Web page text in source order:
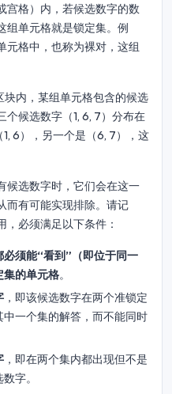
宫格）内，若候选数字的数
组单元格就是锁定集。例
元格中，也称为裸对，这组
内，某组单元格包含的候选
候选数字（1, 6, 7）分布在
6），另一个是（6, 7），这
候选数字时，它们会在这一
而有可能实现排除。请记
必须满足以下条件：
须能“看到”（即位于同一
集的单元格。
，即该候选数字在两个准锁定
一个集的解答，而不能同时
，即在两个集内都出现但不是
字。